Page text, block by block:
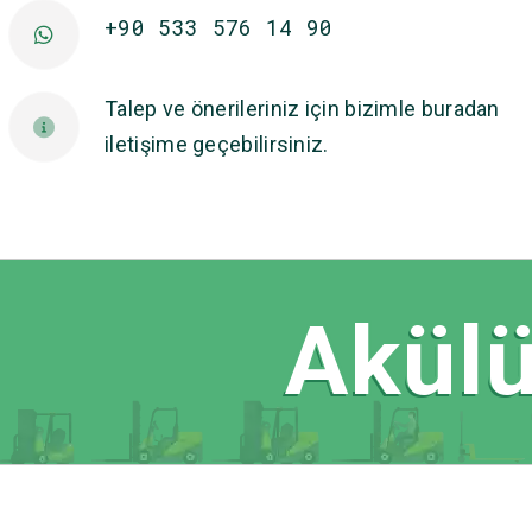
+90 533 576 14 90
Talep ve önerileriniz için bizimle buradan
iletişime geçebilirsiniz.